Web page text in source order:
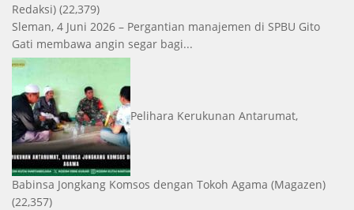
Redaksi) (22,379)
Sleman, 4 Juni 2026 – Pergantian manajemen di SPBU Gito
Gati membawa angin segar bagi...
Pelihara Kerukunan Antarumat,
Babinsa Jongkang Komsos dengan Tokoh Agama (Magazen)
(22,357)